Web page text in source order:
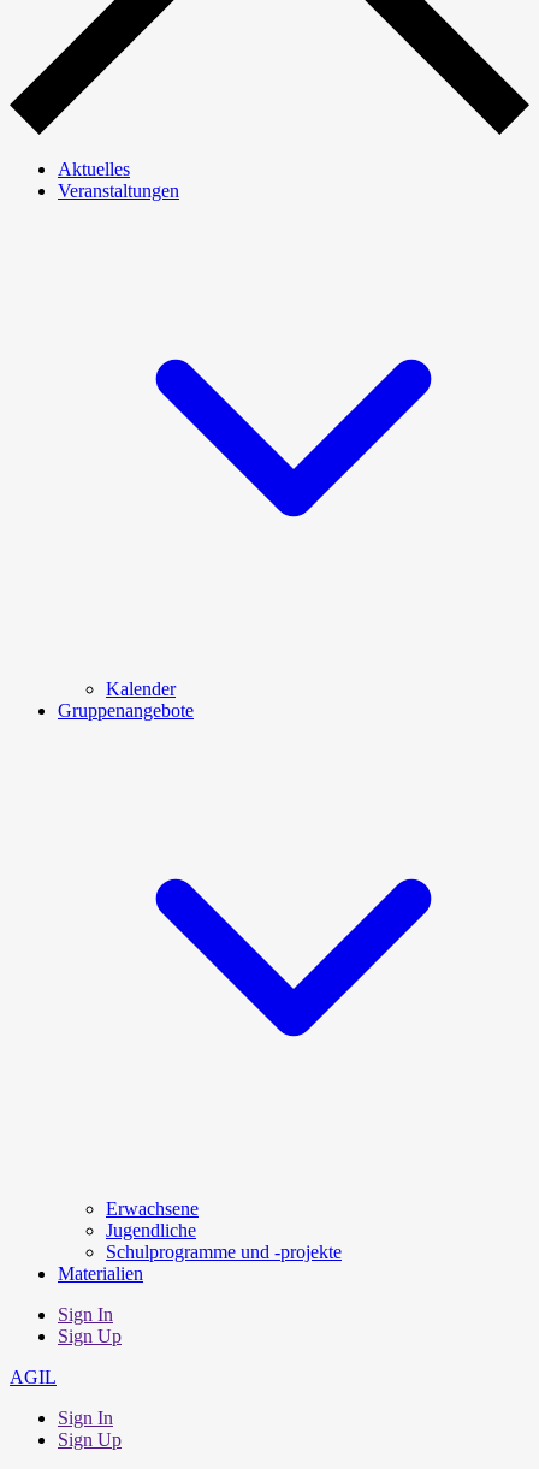
Aktuelles
Veranstaltungen
Kalender
Gruppenangebote
Erwachsene
Jugendliche
Schulprogramme und -projekte
Materialien
Sign In
Sign Up
AGIL
Sign In
Sign Up